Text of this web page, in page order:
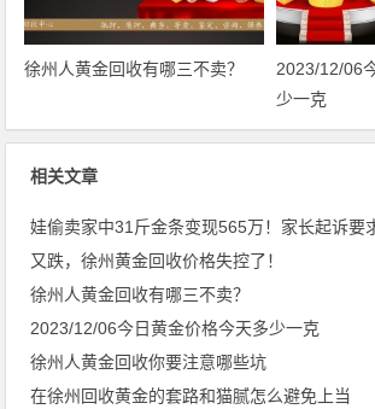
徐州人黄金回收有哪三不卖？
2023/12/06
少一克
相关文章
娃偷卖家中31斤金条变现565万！家长起诉要
又跌，徐州黄金回收价格失控了！
徐州人黄金回收有哪三不卖？
2023/12/06今日黄金价格今天多少一克
徐州人黄金回收你要注意哪些坑
在徐州回收黄金的套路和猫腻怎么避免上当